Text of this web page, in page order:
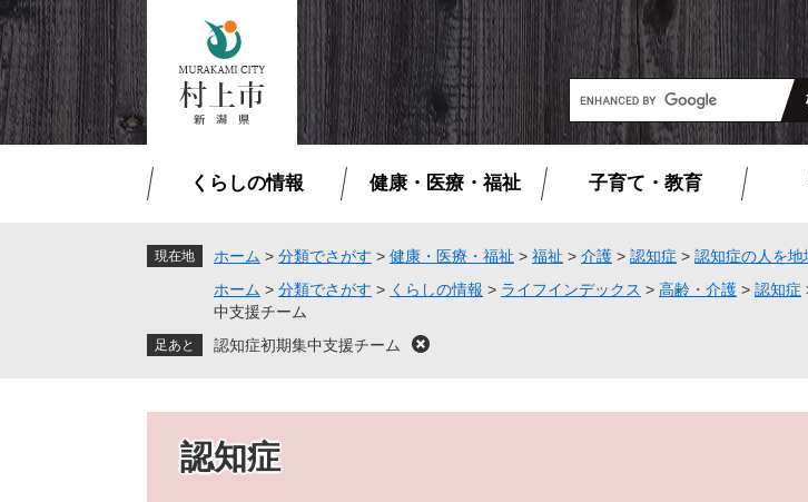
ペ
ー
ジ
の
先
頭
メ
ニ
ュ
ー
を
飛
G
o
o
カ
くらしの情報 健康・医療・福祉 子育て・教育
現在地 ホーム > 分類でさがす > 健康・医療・福祉 > 福祉 > 介護 > 認知症 > 認知症の人を地
ホーム > 分類でさがす > くらしの情報 > ライフインデックス > 高齢・介護 > 認知症
中支援チーム
認知症初期集中支援チーム
閉
認知症